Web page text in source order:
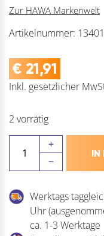
Zur HAWA Markenwelt
Artikelnummer:
€ 21,91
Inkl. gesetzlicher
2 vorrätig
Combino
Dämpfungsführung
Dämpfung
Kunststoff
anthrazit
IN
Werktags
Uhr
ca. 1-3 Werktage